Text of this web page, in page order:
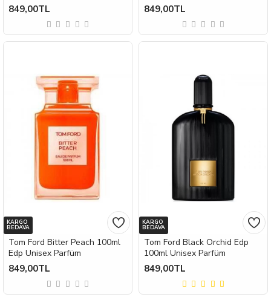
849,00TL 849,00TL
KARGO
BEDAVA
Tom Ford Bitter Peach 100ml
Edp Unisex Parfüm
849,00TL
KARGO
BEDAVA
Tom Ford Black Orchid Edp
100ml Unisex Parfüm
849,00TL